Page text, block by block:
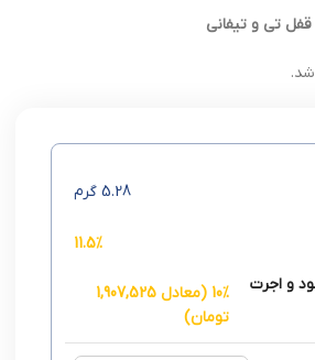
قفل تی و تیفانی
5.28 گرم
11.5%
و اجرت
10% (معادل 1,907,525
تومان)